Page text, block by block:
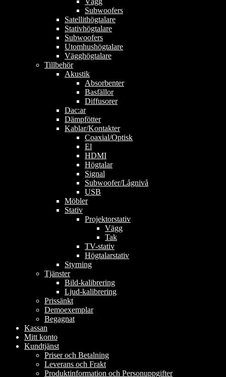
Subwoofers
Satellithögtalare
Stativhögtalare
Subwoofers
Utomhushögtalare
Vägghögtalare
Tillbehör
Akustik
Absorbenter
Basfällor
Diffusorer
Dac:ar
Dämpfötter
Kablar/Kontakter
Coaxial/Optisk
El
HDMI
Högtalar
Signal
Subwoofer/Lågnivå
USB
Möbler
Stativ
Projektorstativ
Vägg
Tak
TV-stativ
Högtalarstativ
Styrning
Tjänster
Bild-kalibrering
Ljud-kalibrering
Prissänkt
Demoexemplar
Begagnat
Kassan
Mitt konto
Kundtjänst
Priser och Betalning
Leverans och Frakt
Produktinformation och Personuppgifter